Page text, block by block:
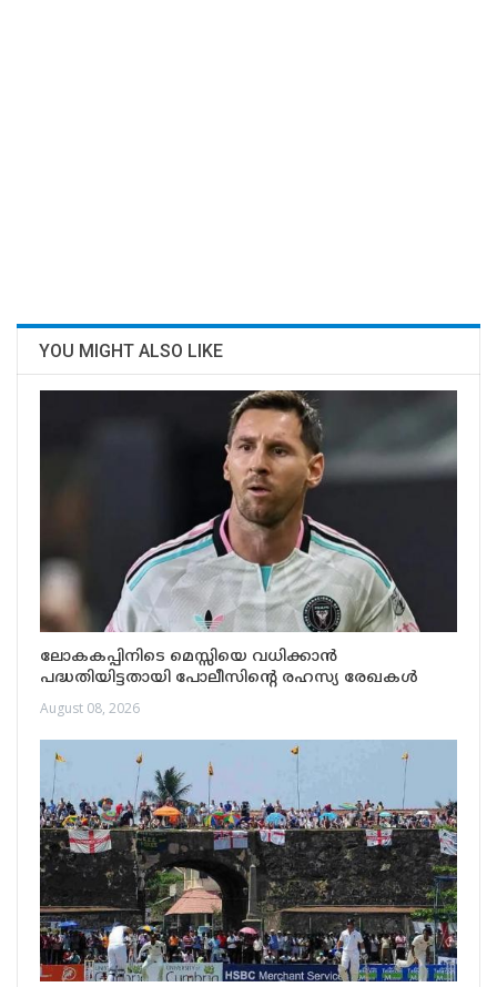
YOU MIGHT ALSO LIKE
ലോകകപ്പിനിടെ മെസ്സിയെ വധിക്കാൻ
പദ്ധതിയിട്ടതായി പോലീസിന്റെ രഹസ്യ രേഖകൾ
August 08, 2026